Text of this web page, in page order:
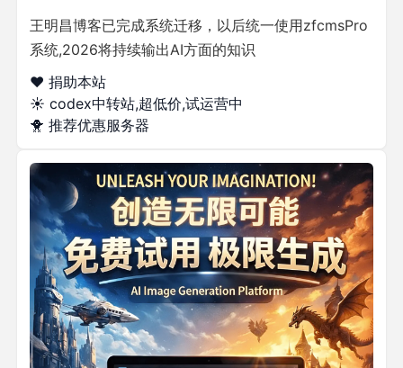
王明昌博客已完成系统迁移，以后统一使用zfcmsPro
系统,2026将持续输出AI方面的知识
❤️ 捐助本站
☀️ codex中转站,超低价,试运营中
🐥 推荐优惠服务器